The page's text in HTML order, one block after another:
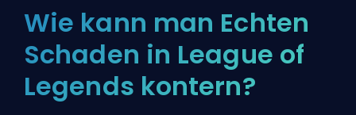
Wie kann man Echten
Schaden in League of
Legends kontern?